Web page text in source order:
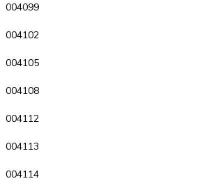
004099
004102
004105
004108
004112
004113
004114